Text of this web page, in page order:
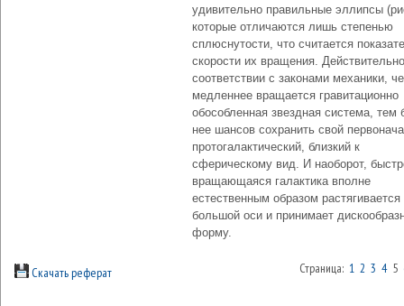
удивительно правильные эллипсы
которые отличаются лишь степенью
сплюснутости, что считается
скорости их вращения.
соответствии с законами механики,
медленнее вращается гравитационно
обособленная звездная система, тем
нее шансов сохранить свой
протогалактический, близкий к
сферическому вид. И наоборот,
вращающаяся галактика вполне
естественным образом растягивается
большой оси и принимает
форму.
Скачать реферат Страница: 1 2 3 45